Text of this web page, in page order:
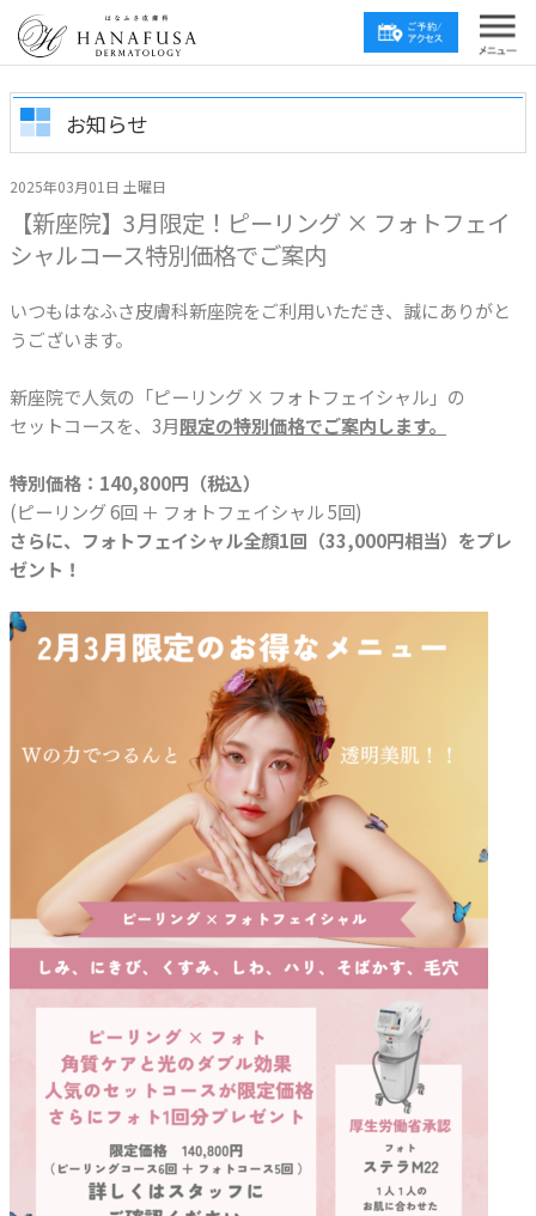
お知らせ
2025年03月01日 土曜日
【新座院】3月限定！ピーリング × フォトフェイ
シャルコース特別価格でご案内
いつもはなふさ皮膚科新座院をご利用いただき、誠にありがと
うございます。
新座院で人気の「ピーリング × フォトフェイシャル」の
セットコースを、3月限定の特別価格でご案内します。
特別価格：140,800円（税込）
(ピーリング 6回 ＋ フォトフェイシャル 5回)
さらに、フォトフェイシャル全顔1回（33,000円相当）をプレ
ゼント！